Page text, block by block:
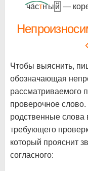
ча́стны й —
Чтобы выяснить,
обозначающая
рассматриваемого
проверочное
родственные слова
требующего
который прояснит
согласного: